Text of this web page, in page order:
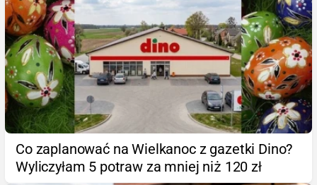
Co zaplanować na Wielkanoc z gazetki Dino?
Wyliczyłam 5 potraw za mniej niż 120 zł